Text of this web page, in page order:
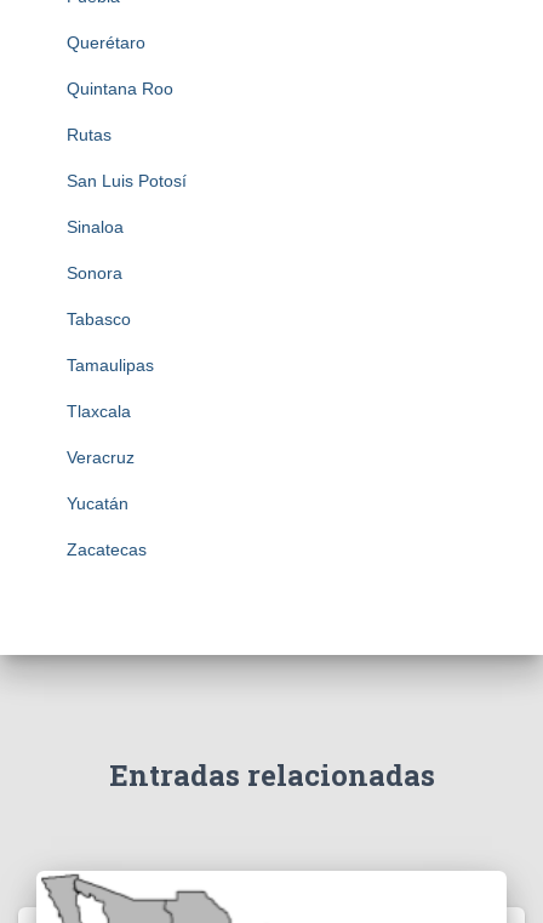
Querétaro
Quintana Roo
Rutas
San Luis Potosí
Sinaloa
Sonora
Tabasco
Tamaulipas
Tlaxcala
Veracruz
Yucatán
Zacatecas
Entradas relacionadas